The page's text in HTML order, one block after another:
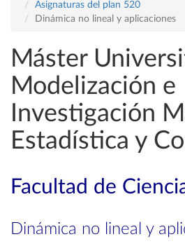
Asignaturas del plan 520
Dinámica no lineal y aplicaciones
Máster
Modelización e
Investigación
Estadística y
Facultad de
Dinámica no lineal y